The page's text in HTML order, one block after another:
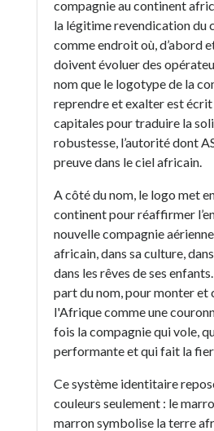
compagnie au continent
la légitime revendication du
comme endroit où, d’abord
doivent évoluer des
nom que le logotype de la
reprendre et exalter est
capitales pour traduire la
robustesse, l’autorité dont
preuve dans le ciel africain.
A côté du nom, le logo met
continent pour réaffirmer
nouvelle compagnie
africain, dans sa culture,
dans les rêves de ses
part du nom, pour monter et
l'Afrique comme une
fois la compagnie qui vole,
performante et qui fait la
Ce système identitaire
couleurs seulement : le
marron symbolise la terre